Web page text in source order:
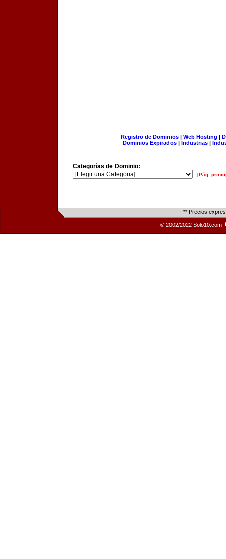
Registro de Dominios| Web Hosting |
Dominios Expirados | Industrias |
Categorías de Dominio:
[Pág.
** Precios
© 2002/2022 Solo10.com